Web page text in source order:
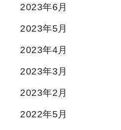
2023年6月
2023年5月
2023年4月
2023年3月
2023年2月
2022年5月